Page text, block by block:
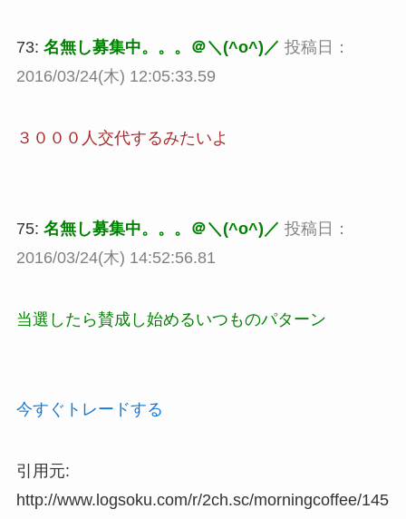
73: 名無し募集中。。。＠＼(^o^)／ 投稿日：
2016/03/24(木) 12:05:33.59
３０００人交代するみたいよ
75: 名無し募集中。。。＠＼(^o^)／ 投稿日：
2016/03/24(木) 14:52:56.81
当選したら賛成し始めるいつものパターン
今すぐトレードする
引用元:
http://www.logsoku.com/r/2ch.sc/morningcoffee/145